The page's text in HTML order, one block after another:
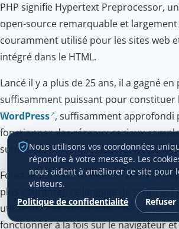
PHP signifie Hypertext Preprocessor,
open-source remarquable et
couramment utilisé pour les sites web
intégré dans le HTML.
Lancé il y a plus de 25 ans, il a gagné
suffisamment puissant pour constituer
WordPress , suffisamment approfondi
fonctionner des réseaux sociaux
suffisamment simple pour les
Fonctionnant sur le moteur Zend
plus courante), ce langage de script
utilisé dans la construction de serveurs
fonctionner à la fois sur le navigateur
Nous utilisons vos coordonnées
répondre à votre message. Les
nous aident à améliorer ce site pour
visiteurs.
Politique de confidentialité
Refuser